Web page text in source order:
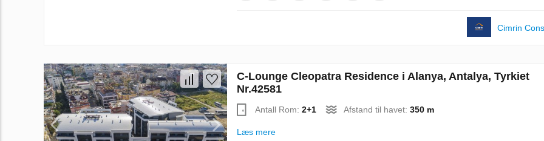
Cimrin
C-Lounge Cleopatra Residence i Alanya, Antalya, Tyrkiet
Nr.42581
Antall Rom: 2+1 Afstand til havet: 350 m
Læs mere